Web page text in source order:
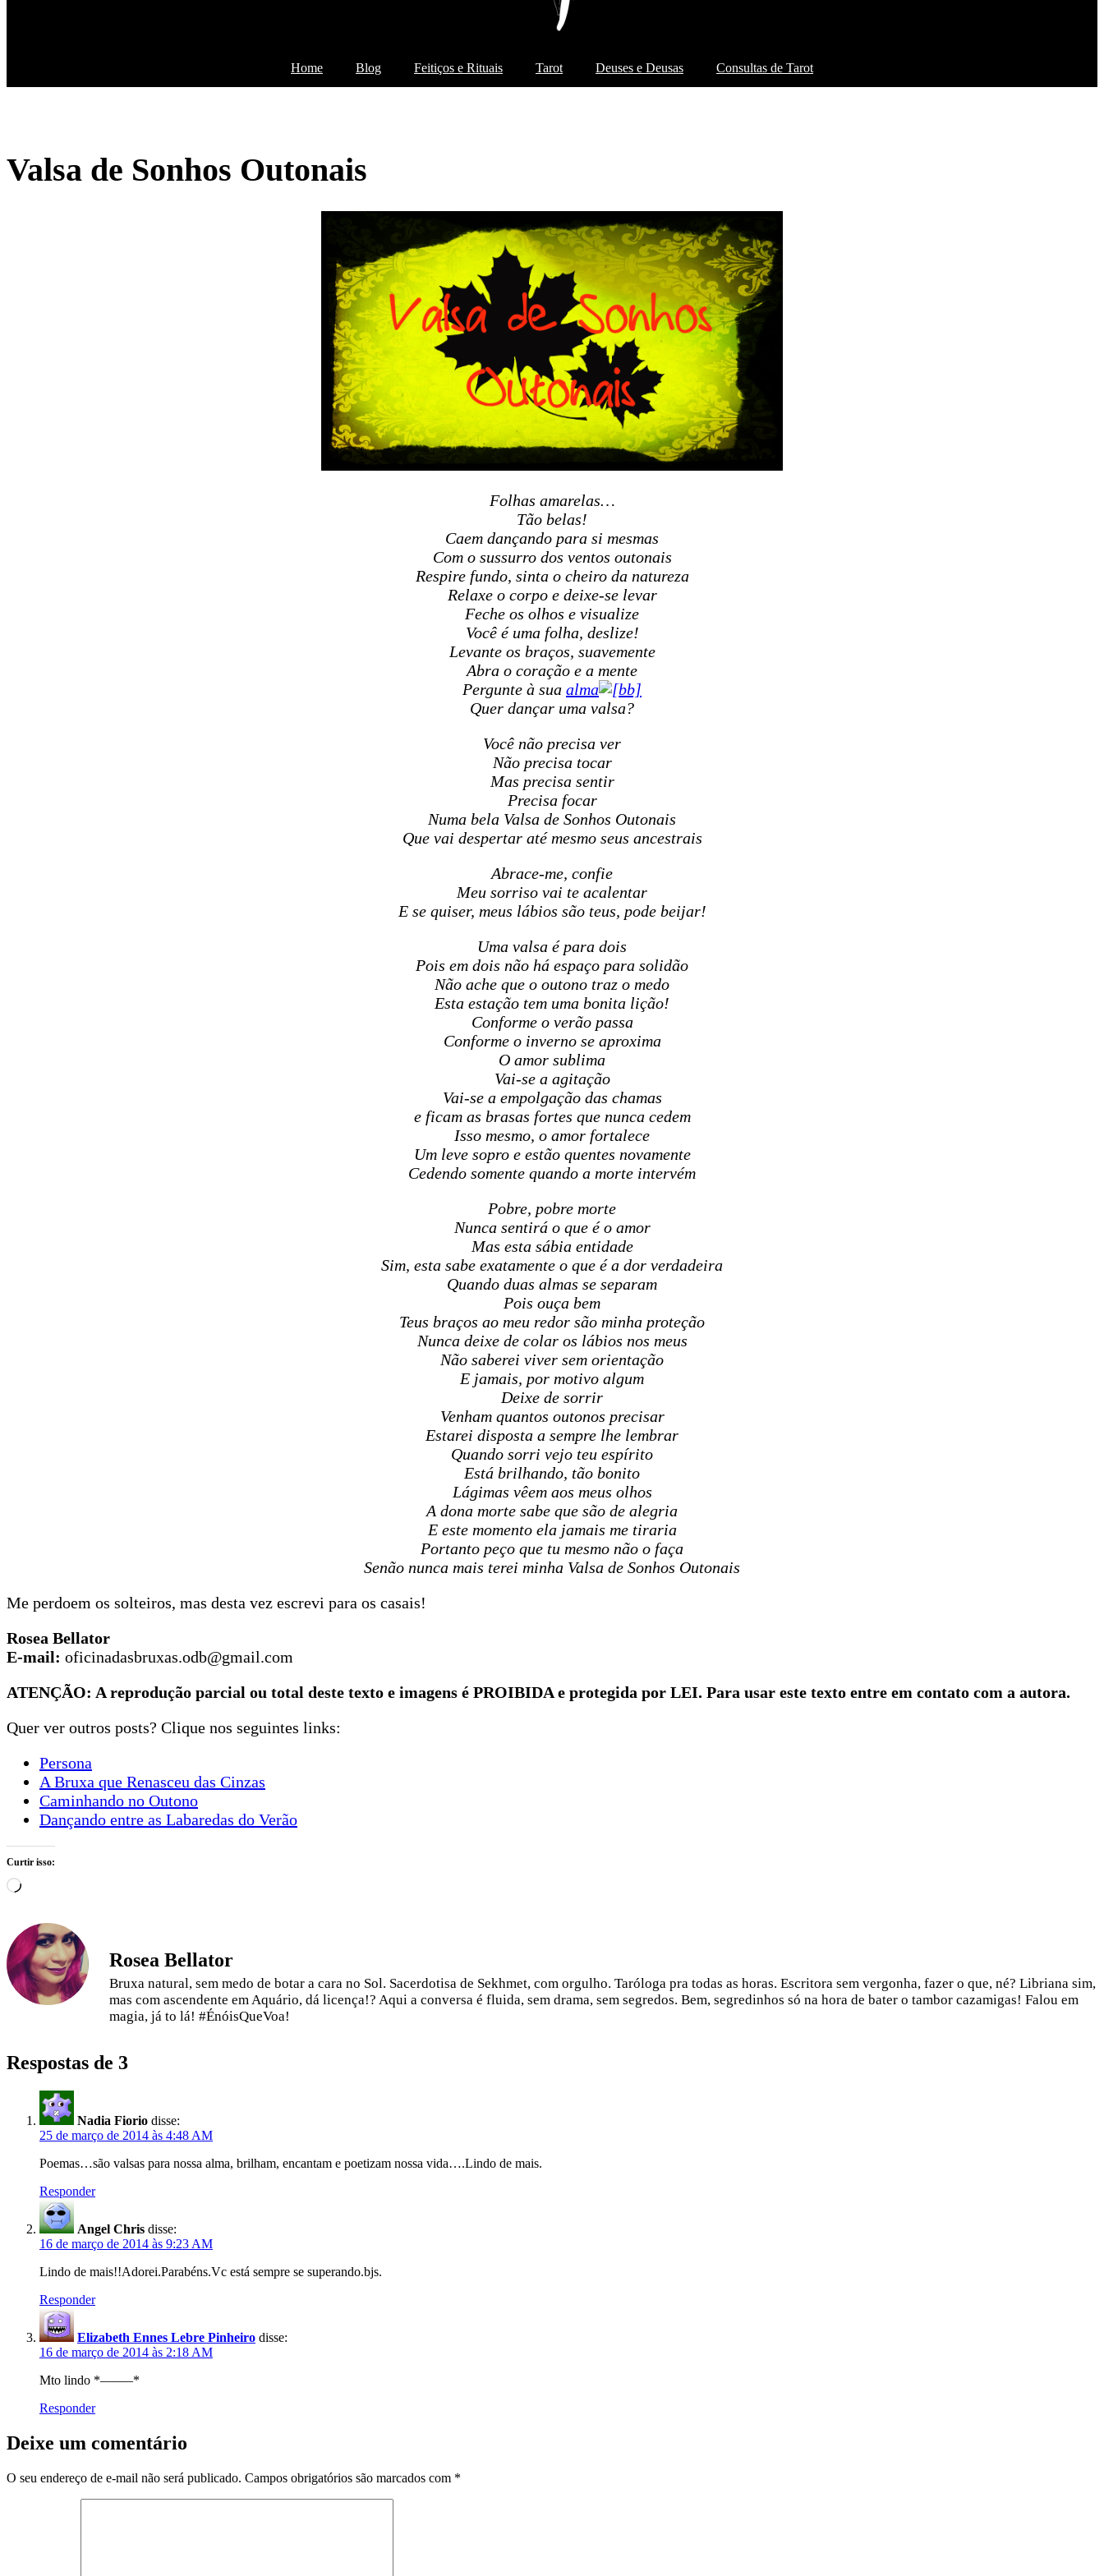
Home Blog Feitiços e Rituais Tarot Deuses e Deusas Consultas de Tarot
Valsa de Sonhos Outonais
Folhas amarelas…
Tão belas!
Caem dançando para si mesmas
Com o sussurro dos ventos outonais
Respire fundo, sinta o cheiro da natureza
Relaxe o corpo e deixe-se levar
Feche os olhos e visualize
Você é uma folha, deslize!
Levante os braços, suavemente
Abra o coração e a mente
Pergunte à sua alma
Quer dançar uma valsa?
Você não precisa ver
Não precisa tocar
Mas precisa sentir
Precisa focar
Numa bela Valsa de Sonhos Outonais
Que vai despertar até mesmo seus ancestrais
Abrace-me, confie
Meu sorriso vai te acalentar
E se quiser, meus lábios são teus, pode beijar!
Uma valsa é para dois
Pois em dois não há espaço para solidão
Não ache que o outono traz o medo
Esta estação tem uma bonita lição!
Conforme o verão passa
Conforme o inverno se aproxima
O amor sublima
Vai-se a agitação
Vai-se a empolgação das chamas
e ficam as brasas fortes que nunca cedem
Isso mesmo, o amor fortalece
Um leve sopro e estão quentes novamente
Cedendo somente quando a morte intervém
Pobre, pobre morte
Nunca sentirá o que é o amor
Mas esta sábia entidade
Sim, esta sabe exatamente o que é a dor verdadeira
Quando duas almas se separam
Pois ouça bem
Teus braços ao meu redor são minha proteção
Nunca deixe de colar os lábios nos meus
Não saberei viver sem orientação
E jamais, por motivo algum
Deixe de sorrir
Venham quantos outonos precisar
Estarei disposta a sempre lhe lembrar
Quando sorri vejo teu espírito
Está brilhando, tão bonito
Lágimas vêem aos meus olhos
A dona morte sabe que são de alegria
E este momento ela jamais me tiraria
Portanto peço que tu mesmo não o faça
Senão nunca mais terei minha Valsa de Sonhos Outonais
Me perdoem os solteiros, mas desta vez escrevi para os casais!
Rosea Bellator
E-mail: oficinadasbruxas.odb@gmail.com
ATENÇÃO: A reprodução parcial ou total deste texto e imagens é PROIBIDA e protegida por LEI. Para usar este texto entre em contato com a autora.
Quer ver outros posts? Clique nos seguintes links:
Persona
A Bruxa que Renasceu das Cinzas
Caminhando no Outono
Dançando entre as Labaredas do Verão
Curtir isso:
Carregando...
Rosea Bellator
Bruxa natural, sem medo de botar a cara no Sol. Sacerdotisa de Sekhmet, com orgulho. Taróloga pra todas as horas. Escritora sem vergonha, fazer o que, né? Libriana sim,
mas com ascendente em Aquário, dá licença!? Aqui a conversa é fluida, sem drama, sem segredos. Bem, segredinhos só na hora de bater o tambor cazamigas! Falou em
magia, já to lá! #ÉnóisQueVoa!
Respostas de 3
Nadia Fiorio disse:
25 de março de 2014 às 4:48 AM
Poemas…são valsas para nossa alma, brilham, encantam e poetizam nossa vida….Lindo de mais.
Responder
Angel Chris disse:
16 de março de 2014 às 9:23 AM
Lindo de mais!!Adorei.Parabéns.Vc está sempre se superando.bjs.
Responder
Elizabeth Ennes Lebre Pinheiro disse:
16 de março de 2014 às 2:18 AM
Mto lindo *——–*
Responder
Deixe um comentário
O seu endereço de e-mail não será publicado. Campos obrigatórios são marcados com *